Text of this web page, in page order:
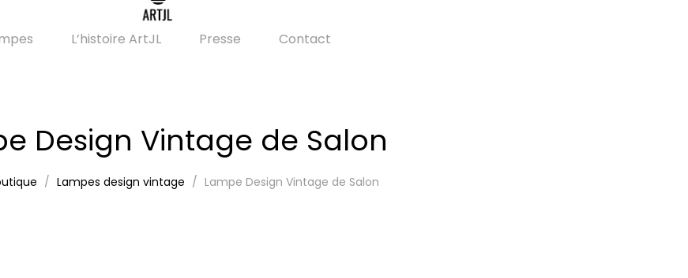
L’histoire ArtJL Presse Contact
Design Vintage de Salon
Lampes design vintage Lampe Design Vintage de Salon